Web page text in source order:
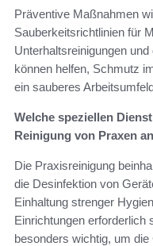
Präventive Maßnahmen
Sauberkeitsrichtlinien für
Unterhaltsreinigungen
können helfen, Schmutz
ein sauberes
Welche speziellen
Reinigung von Praxen
Die Praxisreinigung
die Desinfektion von
Einhaltung strenger
Einrichtungen erforderlich
besonders wichtig, um